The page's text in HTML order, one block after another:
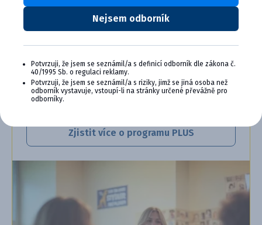
Výhody členství v Programu Cymedica
Plus:
Exkluzivní produkty a služby
Jedinečné bonusy
Speciální akce, workshopy, konference,
webináře a další
Zjistit více o programu PLUS
Nejsem odborník
Potvrzuji, že jsem se seznámil/a s definicí odborník dle zákona č.
40/1995 Sb. o regulaci reklamy.
Potvrzuji, že jsem se seznámil/a s riziky, jimž se jiná osoba než
odborník vystavuje, vstoupí-li na stránky určené převážně pro
odborníky.